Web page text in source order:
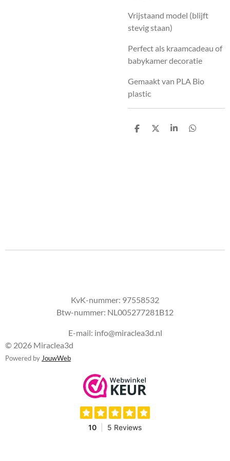
Vrijstaand model (blijft
stevig staan)
Perfect als kraamcadeau of
babykamer decoratie
Gemaakt van PLA Bio
plastic
D
D
S
D
KvK-nummer: 97558532
Btw-nummer: NL005277281B12
E-mail: info@miraclea3d.nl
© 2026 Miraclea3d
Powered by JouwWeb